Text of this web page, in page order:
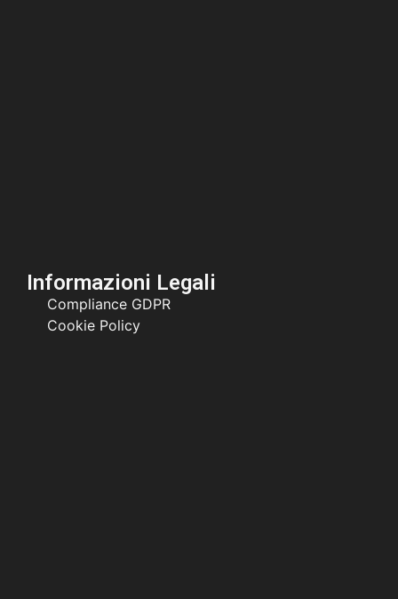
Informazioni Legali
Compliance GDPR
Cookie Policy